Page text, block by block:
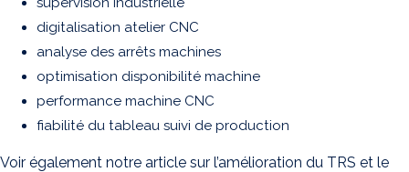
digitalisation atelier CNC
analyse des arrêts machines
optimisation disponibilité machine
performance machine CNC
fiabilité du tableau suivi de production
Voir également notre article sur l’amélioration du TRS et le